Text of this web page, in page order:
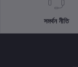
সমর্থন নীতি